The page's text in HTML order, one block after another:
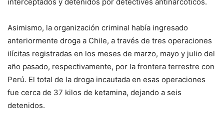
Asimismo, la organización criminal había ingresado
anteriormente droga a Chile, a través de tres operaciones
ilícitas registradas en los meses de marzo, mayo y julio del
año pasado, respectivamente, por la frontera terrestre con
Perú. El total de la droga incautada en esas operaciones
fue cerca de 37 kilos de ketamina, dejando a seis
detenidos.